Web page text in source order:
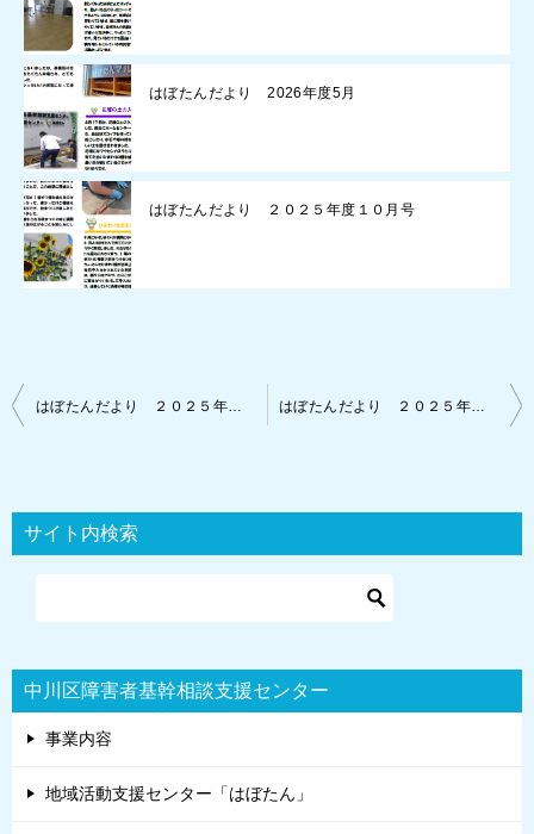
はぼたんだより 2026年度5月
はぼたんだより ２０２５年度１０月号
投
ビ
ゲ
ョ
ン
はぼたんだより ２０２５年度１１月号 はぼたんだより ２０２５年度１月号
サイト内検索
中川区障害者基幹相談支援センター
事業内容
地域活動支援センター「はぼたん」